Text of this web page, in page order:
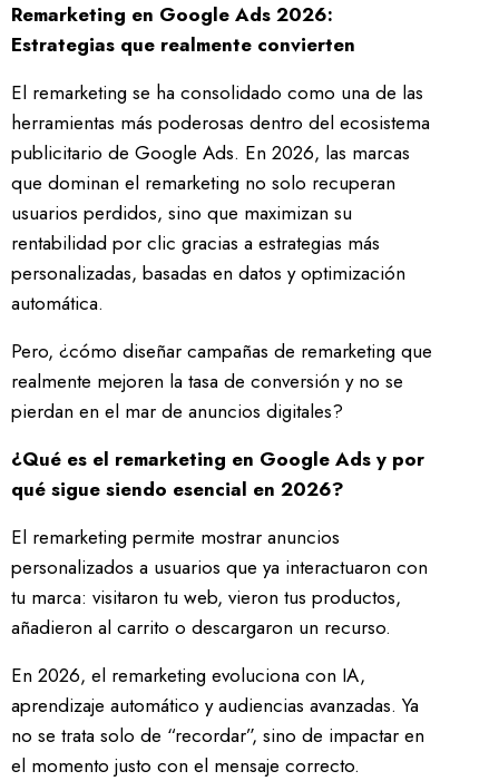
Remarketing en Google Ads 2026:
Estrategias que realmente convierten
El remarketing se ha consolidado como una de las
herramientas más poderosas dentro del ecosistema
publicitario de Google Ads. En 2026, las marcas
que dominan el remarketing no solo recuperan
usuarios perdidos, sino que maximizan su
rentabilidad por clic gracias a estrategias más
personalizadas, basadas en datos y optimización
automática.
Pero, ¿cómo diseñar campañas de remarketing que
realmente mejoren la tasa de conversión y no se
pierdan en el mar de anuncios digitales?
¿Qué es el remarketing en Google Ads y por
qué sigue siendo esencial en 2026?
El remarketing permite mostrar anuncios
personalizados a usuarios que ya interactuaron con
tu marca: visitaron tu web, vieron tus productos,
añadieron al carrito o descargaron un recurso.
En 2026, el remarketing evoluciona con IA,
aprendizaje automático y audiencias avanzadas. Ya
no se trata solo de “recordar”, sino de impactar en
el momento justo con el mensaje correcto.